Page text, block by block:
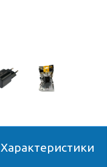
Характеристики